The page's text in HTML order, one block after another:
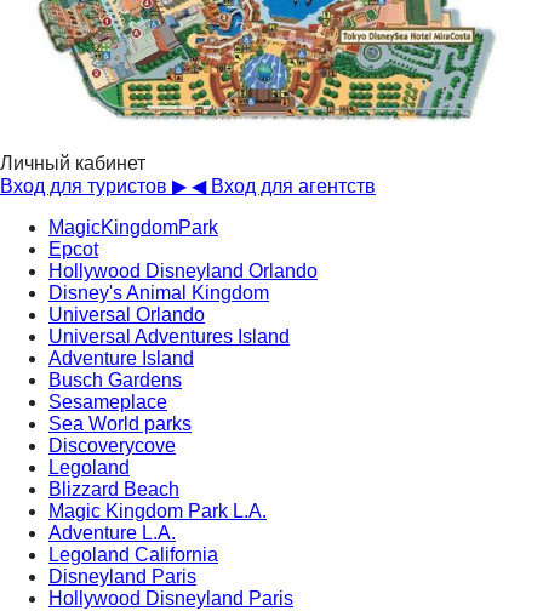
Личный кабинет
Вход для туристов ▶ ◀ Вход для агентств
MagicKingdomPark
Epcot
Hollywood Disneyland Orlando
Disney's Animal Kingdom
Universal Orlando
Universal Adventures Island
Adventure Island
Busch Gardens
Sesameplace
Sea World parks
Discoverycove
Legoland
Blizzard Beach
Magic Kingdom Park L.A.
Аdventure L.A.
Legoland Сalifornia
Disneyland Paris
Hollywood Disneyland Paris